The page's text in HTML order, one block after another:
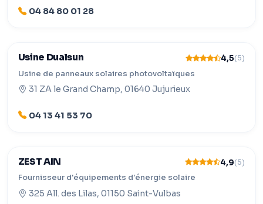
04 84 80 01 28
Usine Dualsun 4,5(5)
Usine de panneaux solaires photovoltaïques
31 ZA le Grand Champ, 01640 Jujurieux
04 13 41 53 70
ZEST AIN 4,9(5)
Fournisseur d'équipements d'énergie solaire
325 All. des Lilas, 01150 Saint-Vulbas